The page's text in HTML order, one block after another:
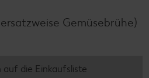
Gemüsebrühe)
auf die Einkaufsliste